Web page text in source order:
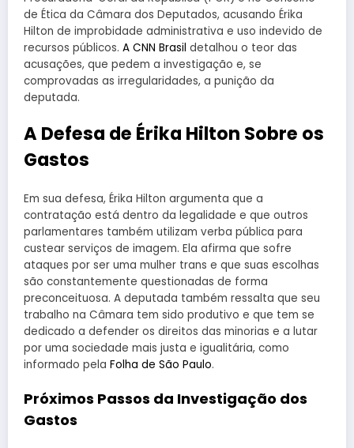
de Ética da Câmara dos Deputados, acusando Érika
Hilton de improbidade administrativa e uso indevido de
recursos públicos. A CNN Brasil detalhou o teor das
acusações, que pedem a investigação e, se
comprovadas as irregularidades, a punição da
deputada.
A Defesa de Érika Hilton Sobre os
Gastos
Em sua defesa, Érika Hilton argumenta que a
contratação está dentro da legalidade e que outros
parlamentares também utilizam verba pública para
custear serviços de imagem. Ela afirma que sofre
ataques por ser uma mulher trans e que suas escolhas
são constantemente questionadas de forma
preconceituosa. A deputada também ressalta que seu
trabalho na Câmara tem sido produtivo e que tem se
dedicado a defender os direitos das minorias e a lutar
por uma sociedade mais justa e igualitária, como
informado pela Folha de São Paulo.
Próximos Passos da Investigação dos
Gastos